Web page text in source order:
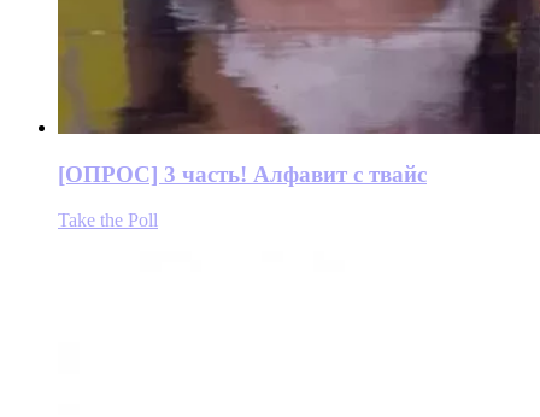
[ОПРОС] 3 часть! Алфавит с твайс
Take the Poll